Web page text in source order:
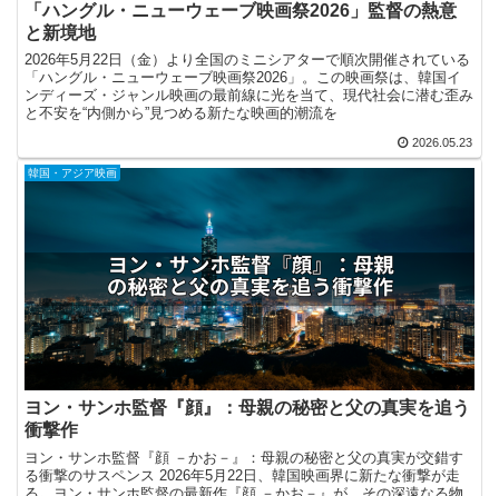
「ハングル・ニューウェーブ映画祭2026」監督の熱意
と新境地
2026年5月22日（金）より全国のミニシアターで順次開催されている
「ハングル・ニューウェーブ映画祭2026」。この映画祭は、韓国イ
ンディーズ・ジャンル映画の最前線に光を当て、現代社会に潜む歪み
と不安を“内側から”見つめる新たな映画的潮流を
2026.05.23
韓国・アジア映画
ヨン・サンホ監督『顔』：母親の秘密と父の真実を追う
衝撃作
ヨン・サンホ監督『顔 －かお－』：母親の秘密と父の真実が交錯す
る衝撃のサスペンス 2026年5月22日、韓国映画界に新たな衝撃が走